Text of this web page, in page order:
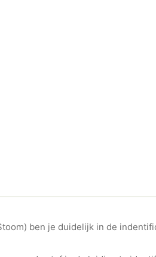
ben je duidelijk in de